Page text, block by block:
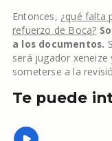
Entonces, ¿qué falta
refuerzo de Boca?
a los documentos.
será jugador
someterse a la
Te puede